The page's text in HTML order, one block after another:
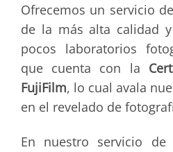
Ofrecemos un servicio de
de la más alta calidad
pocos laboratorios
que cuenta con la
FujiFilm, lo cual avala
en el revelado de
En nuestro servicio de